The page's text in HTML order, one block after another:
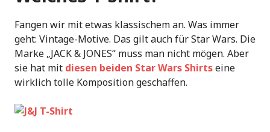
Fangen wir mit etwas klassischem an. Was immer
geht: Vintage-Motive. Das gilt auch für Star Wars. Die
Marke „JACK & JONES“ muss man nicht mögen. Aber
sie hat mit diesen beiden Star Wars Shirtseine
wirklich tolle Komposition geschaffen.